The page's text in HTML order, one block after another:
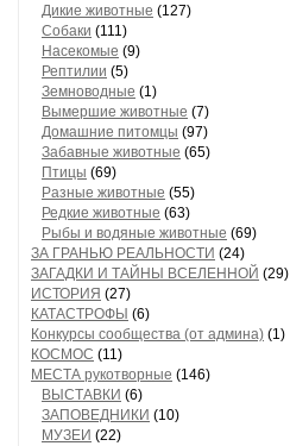
Дикие животные (127)
Собаки (111)
Насекомые (9)
Рептилии (5)
Земноводные (1)
Вымершие животные (7)
Домашние питомцы (97)
Забавные животные (65)
Птицы (69)
Разные животные (55)
Редкие животные (63)
Рыбы и водяные животные (69)
ЗА ГРАНЬЮ РЕАЛЬНОСТИ (24)
ЗАГАДКИ И ТАЙНЫ ВСЕЛЕННОЙ (29)
ИСТОРИЯ (27)
КАТАСТРОФЫ (6)
Конкурсы сообщества (от админа) (1)
КОСМОС (11)
МЕСТА рукотворные (146)
ВЫСТАВКИ (6)
ЗАПОВЕДНИКИ (10)
МУЗЕИ (22)